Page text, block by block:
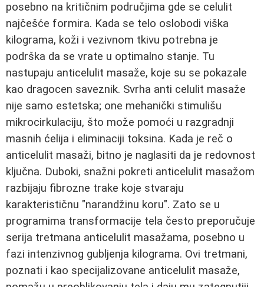
posebno na kritičnim područjima gde se celulit
najčešće formira. Kada se telo oslobodi viška
kilograma, koži i vezivnom tkivu potrebna je
podrška da se vrate u optimalno stanje. Tu
nastupaju anticelulit masaže, koje su se pokazale
kao dragocen saveznik. Svrha anti celulit masaže
nije samo estetska; one mehanički stimulišu
mikrocirkulaciju, što može pomoći u razgradnji
masnih ćelija i eliminaciji toksina. Kada je reč o
anticelulit masaži, bitno je naglasiti da je redovnost
ključna. Duboki, snažni pokreti anticelulit masažom
razbijaju fibrozne trake koje stvaraju
karakterističnu "narandžinu koru". Zato se u
programima transformacije tela često preporučuje
serija tretmana anticelulit masažama, posebno u
fazi intenzivnog gubljenja kilograma. Ovi tretmani,
poznati i kao specijalizovane anticelulit masaže,